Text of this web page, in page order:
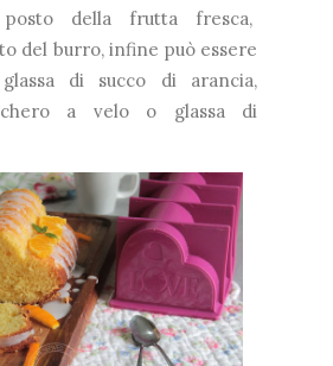
della frutta fresca,
del burro, infine può essere
di succo di arancia,
a velo o glassa di